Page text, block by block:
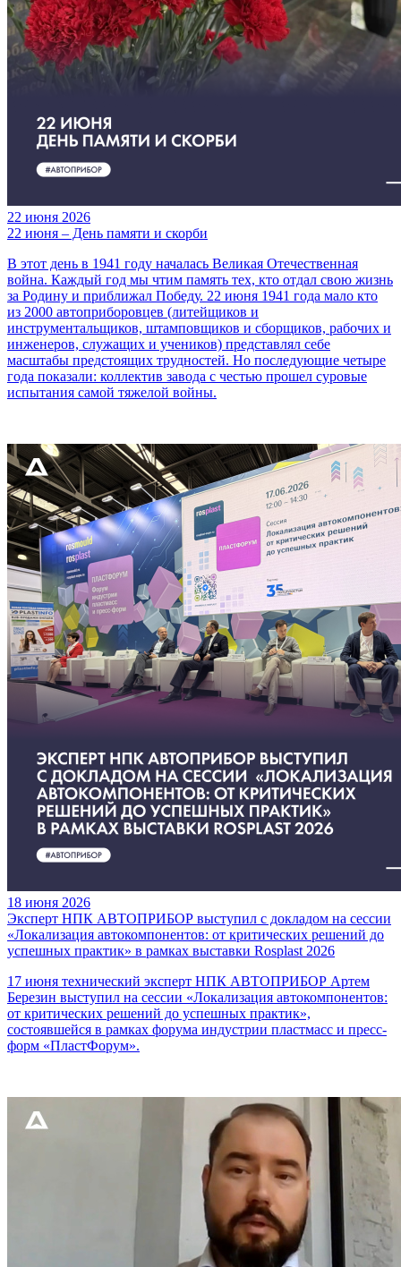
22 июня 2026
22 июня – День памяти и скорби
В этот день в 1941 году началась Великая Отечественная
война. Каждый год мы чтим память тех, кто отдал свою жизнь
за Родину и приближал Победу. 22 июня 1941 года мало кто
из 2000 автоприборовцев (литейщиков и
инструментальщиков, штамповщиков и сборщиков, рабочих и
инженеров, служащих и учеников) представлял себе
масштабы предстоящих трудностей. Но последующие четыре
года показали: коллектив завода с честью прошел суровые
испытания самой тяжелой войны.
18 июня 2026
Эксперт НПК АВТОПРИБОР выступил с докладом на сессии
«Локализация автокомпонентов: от критических решений до
успешных практик» в рамках выставки Rosplast 2026
17 июня технический эксперт НПК АВТОПРИБОР Артем
Березин выступил на сессии «Локализация автокомпонентов:
от критических решений до успешных практик»,
состоявшейся в рамках форума индустрии пластмасс и пресс-
форм «ПластФорум».